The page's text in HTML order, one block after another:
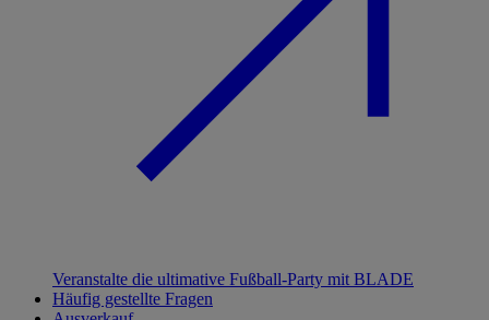
Veranstalte die ultimative Fußball-Party mit BLADE
Häufig gestellte Fragen